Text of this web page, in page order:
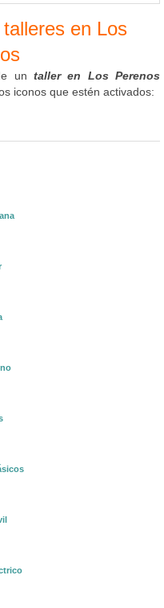
en Los
un taller en Los Perenos
iconos que estén activados: